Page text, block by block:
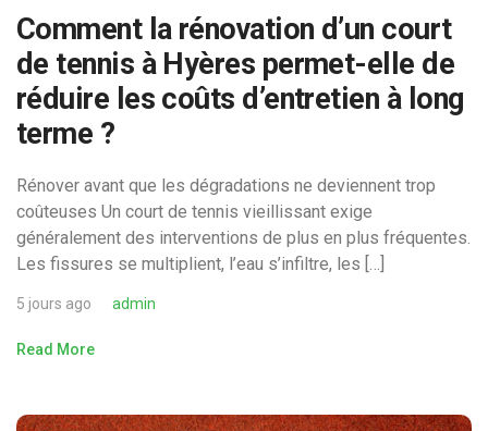
Comment la rénovation d’un court
de tennis à Hyères permet-elle de
réduire les coûts d’entretien à long
terme ?
Rénover avant que les dégradations ne deviennent trop
coûteuses Un court de tennis vieillissant exige
généralement des interventions de plus en plus fréquentes.
Les fissures se multiplient, l’eau s’infiltre, les […]
5 jours ago admin
Read More